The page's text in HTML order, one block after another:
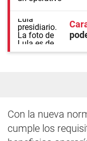
Con la nueva
cumple los